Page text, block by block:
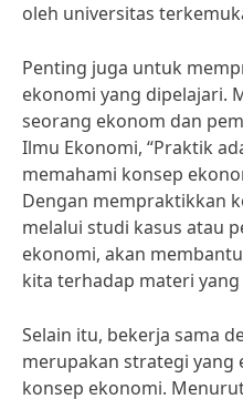
oleh universitas
Penting juga untuk
ekonomi yang dipelajari.
seorang ekonom dan
Ilmu Ekonomi, “Praktik
memahami konsep
Dengan mempraktikkan
melalui studi kasus atau
ekonomi, akan
kita terhadap materi
Selain itu, bekerja sama
merupakan strategi yang
konsep ekonomi.